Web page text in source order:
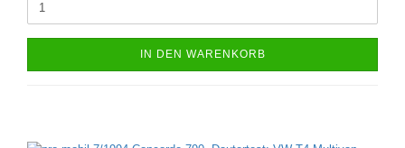
IN DEN WARENKORB